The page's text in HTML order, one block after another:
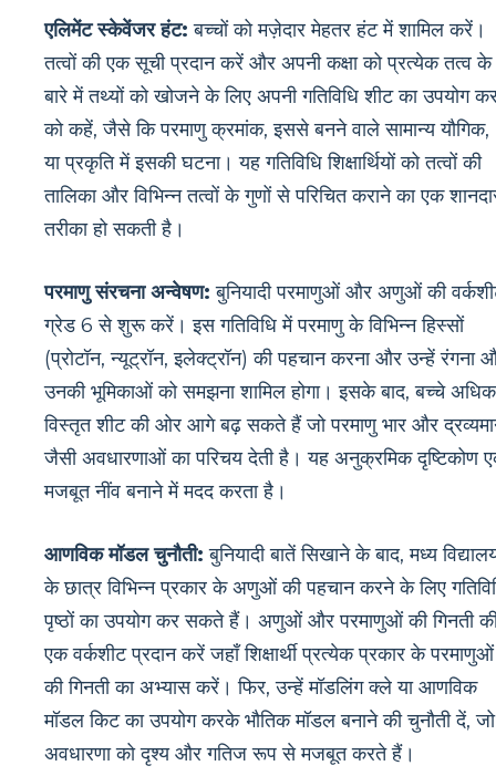
एलिमेंट स्केवेंजर हंट: बच्चों को मज़ेदार मेहतर हंट में शामिल करें।
तत्वों की एक सूची प्रदान करें और अपनी कक्षा को प्रत्येक तत्व के
बारे में तथ्यों को खोजने के लिए अपनी गतिविधि शीट का उपयोग
को कहें, जैसे कि परमाणु क्रमांक, इससे बनने वाले सामान्य यौगिक,
या प्रकृति में इसकी घटना। यह गतिविधि शिक्षार्थियों को तत्वों की
तालिका और विभिन्न तत्वों के गुणों से परिचित कराने का एक
तरीका हो सकती है।
परमाणु संरचना अन्वेषण: बुनियादी परमाणुओं और अणुओं की
ग्रेड 6 से शुरू करें। इस गतिविधि में परमाणु के विभिन्न हिस्सों
(प्रोटॉन, न्यूट्रॉन, इलेक्ट्रॉन) की पहचान करना और उन्हें रंगना
उनकी भूमिकाओं को समझना शामिल होगा। इसके बाद, बच्चे अधिक
विस्तृत शीट की ओर आगे बढ़ सकते हैं जो परमाणु भार और
जैसी अवधारणाओं का परिचय देती है। यह अनुक्रमिक दृष्टिकोण
मजबूत नींव बनाने में मदद करता है।
आणविक मॉडल चुनौती: बुनियादी बातें सिखाने के बाद, मध्य
के छात्र विभिन्न प्रकार के अणुओं की पहचान करने के लिए
पृष्ठों का उपयोग कर सकते हैं। अणुओं और परमाणुओं की गिनती
एक वर्कशीट प्रदान करें जहाँ शिक्षार्थी प्रत्येक प्रकार के परमाणुओं
की गिनती का अभ्यास करें। फिर, उन्हें मॉडलिंग क्ले या आणविक
मॉडल किट का उपयोग करके भौतिक मॉडल बनाने की चुनौती दें, जो
अवधारणा को दृश्य और गतिज रूप से मजबूत करते हैं।